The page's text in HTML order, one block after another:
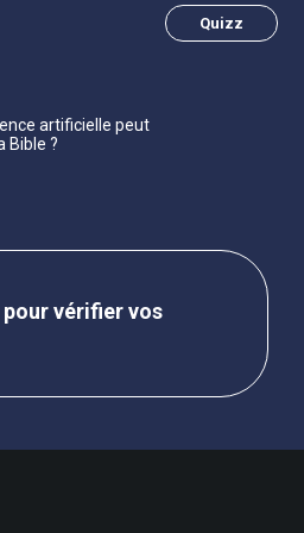
Quizz
artificielle peut
Bible ?
vérifier vos